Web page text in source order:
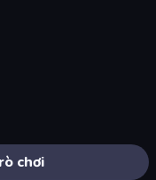
chơi